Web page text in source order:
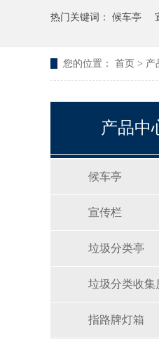
热门关键词： 候车亭
您的位置： 首页 > 产
产品中
候车亭
宣传栏
垃圾分类亭
垃圾分类收集
指路牌灯箱